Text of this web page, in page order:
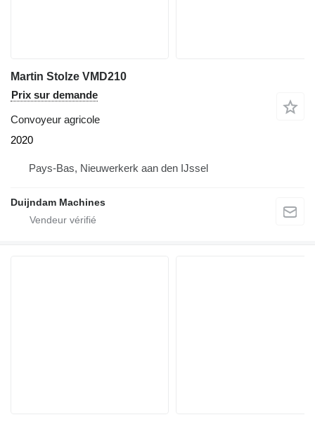
Martin Stolze VMD210
Prix sur demande
Convoyeur agricole
2020
Pays-Bas, Nieuwerkerk aan den IJssel
Duijndam Machines